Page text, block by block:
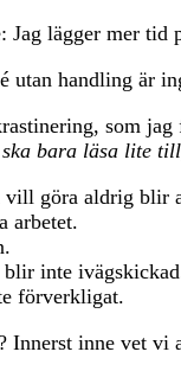
Jag lägger mer tid
utan handling är
som
bara läsa lite
vill göra aldrig blir
arbetet.
inte
förverkligat.
Innerst inne vet vi